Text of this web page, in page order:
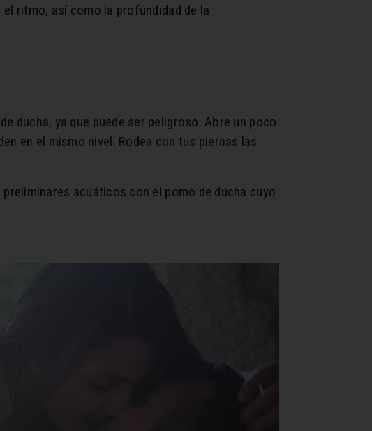
ritmo, así como la profundidad de la
ducha, ya que puede ser peligroso. Abre un poco
en el mismo nivel. Rodea con tus piernas las
preliminares acuáticos con el pomo de ducha cuyo